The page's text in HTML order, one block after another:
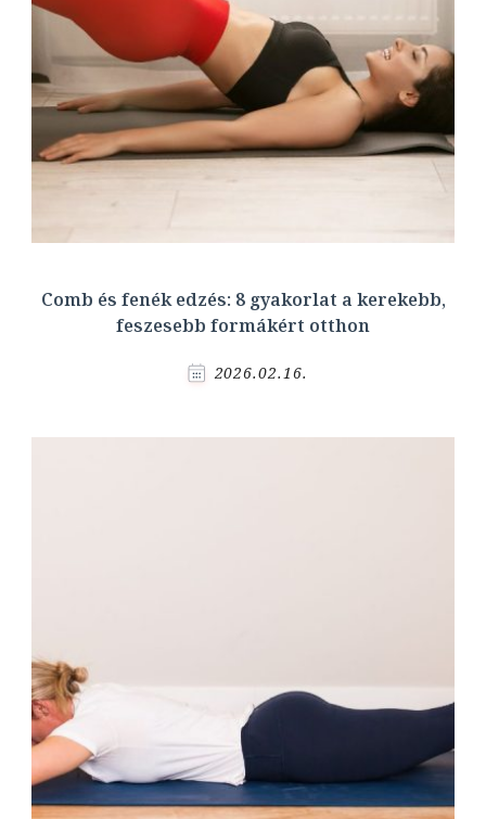
Comb és fenék edzés: 8 gyakorlat a kerekebb,
feszesebb formákért otthon
2026.02.16.